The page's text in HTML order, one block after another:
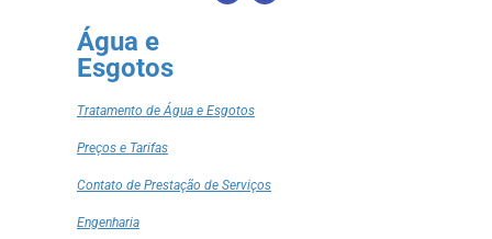
Água e
Esgotos
Tratamento de Água e Esgotos
Preços e Tarifas
Contato de Prestação de Serviços
Engenharia